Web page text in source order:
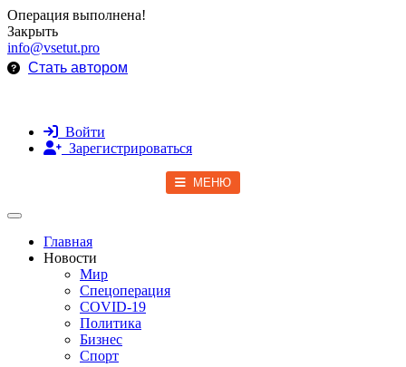
Операция выполнена!
Закрыть
info@vsetut.pro
Стать автором
Войти
Зарегистрироваться
МЕНЮ
Toggle navigation
Главная
Новости
Мир
Спецоперация
COVID-19
Политика
Бизнес
Спорт